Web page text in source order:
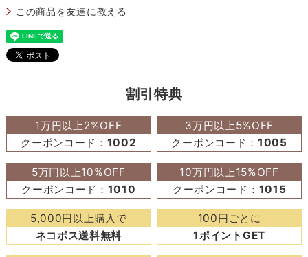
この商品を友達に教える
割引特典
1万円以上2%OFF
クーポンコード： 1002
3万円以上5%OFF
クーポンコード：1005
5万円以上10%OFF
クーポンコード： 1010
10万円以上15%OFF
クーポンコード： 1015
5,000円以上購入で
ネコポス送料無料
100円ごとに
1ポイントGET